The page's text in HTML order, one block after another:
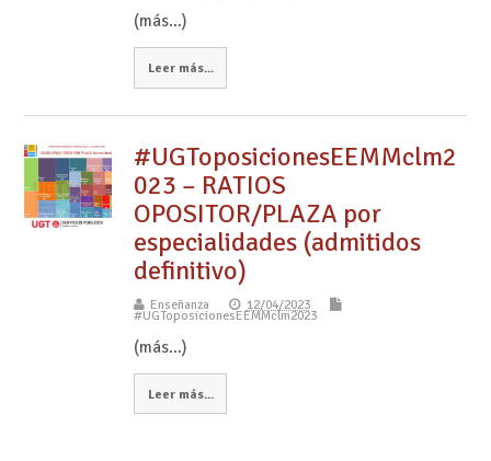
(más…)
Leer más...
#UGToposicionesEEMMclm2
023 – RATIOS
OPOSITOR/PLAZA por
especialidades (admitidos
definitivo)
Enseñanza 12/04/2023
#UGToposicionesEEMMclm2023
(más…)
Leer más...